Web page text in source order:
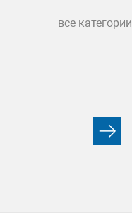
все категории